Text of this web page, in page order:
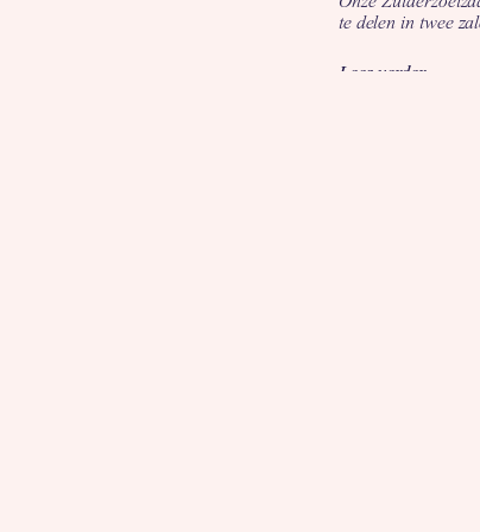
te delen in twee
Lees verder…